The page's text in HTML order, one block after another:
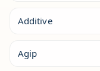
Additive
Agip